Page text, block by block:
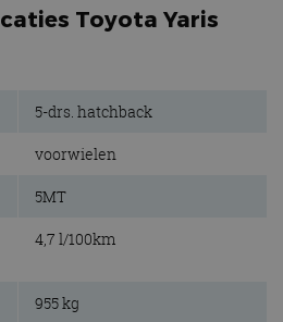
Toyota Yaris
5-drs. hatchback
voorwielen
5MT
4,7 l/100km
955 kg